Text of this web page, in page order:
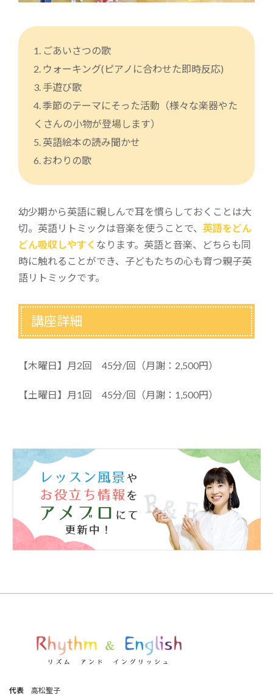
1. ごあいさつの歌
2. ウォーキング(ピアノに合わせた即時反応)
3. 手遊び歌
4. 季節のテーマにそった活動（様々な楽器やた
くさんの小物が登場します）
5. 英語絵本の読み聞かせ
6. おわりの歌
幼少期から英語に親しんで耳を慣らしておくことは大
切。英語リトミックは音楽を使うことで、 英語をどん
どん吸収しやすく なります。英語と音楽、どちらも同
時に触れることができ、子どもたちの心も育つ親子英
語リトミックです。
講座詳細
【木曜日】月2回 45分/回（月謝：2,500円）
【土曜日】月1回 45分/回（月謝：1,500円）
代表 高松聖子